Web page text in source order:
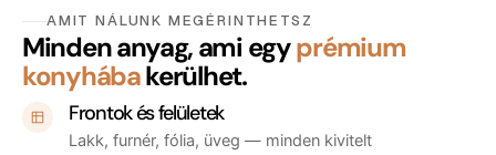
AMIT NÁLUNK MEGÉRINTHETSZ
Minden anyag, ami egyprémium
konyhábakerülhet.
Frontok és felületek
Lakk, furnér, fólia, üveg — minden kivitelt